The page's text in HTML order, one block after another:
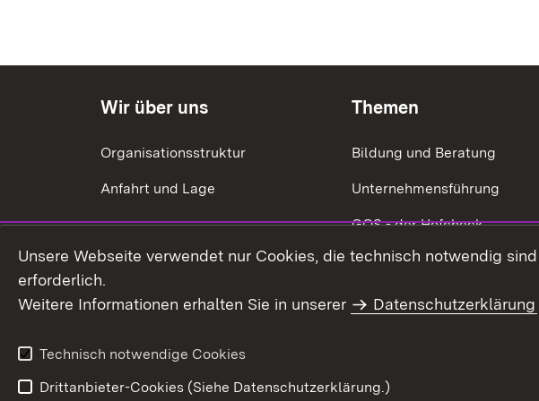
Wir über uns
Organisationsstruktur
Anfahrt und Lage
Themen
Bildung und Beratung
Unternehmensführung
GQS - der Hofcheck
Ökonomik der
Energieeffizienz
Unsere Webseite verwendet nur Cookies, die technisch notwendig
erforderlich.
Weitere Informationen erhalten Sie in unserer
Datenschutzerklärung
Technisch notwendige Cookies
Drittanbieter-Cookies (Siehe Datenschutzerklärung.)